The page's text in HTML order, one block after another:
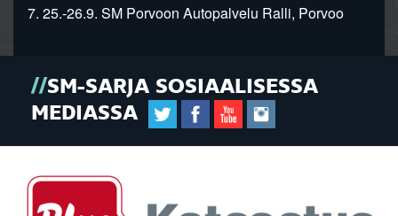
7. 25.-26.9. SM Porvoon Autopalvelu Ralli, Porvoo
SM-SARJA SOSIAALISESSA
MEDIASSA